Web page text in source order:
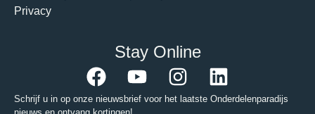
Privacy
Stay Online
Schrijf u in op onze nieuwsbrief voor het laatste Onderdelenparadijs